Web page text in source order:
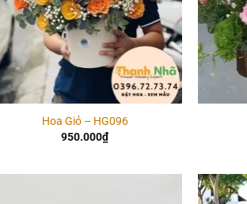
Hoa Giỏ – HG096
950.000₫